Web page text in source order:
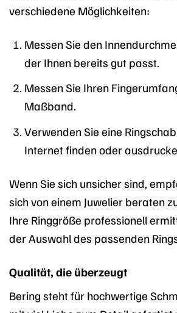
verschiedene Möglichkeiten:
Messen Sie den
der Ihnen bereits gut passt.
Messen Sie Ihren
Maßband.
Verwenden Sie eine
Internet finden oder
Wenn Sie sich unsicher sind,
sich von einem Juwelier beraten
Ihre Ringgröße professionell
der Auswahl des passenden
Qualität, die überzeugt
Bering steht für hochwertige